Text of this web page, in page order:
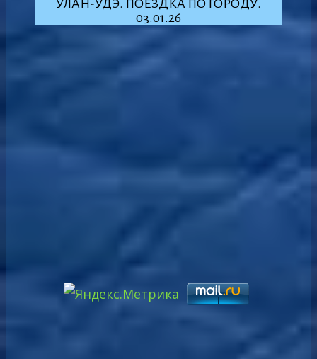
УЛАН-УДЭ. ПОЕЗДКА ПО ГОРОДУ.
03.01.26